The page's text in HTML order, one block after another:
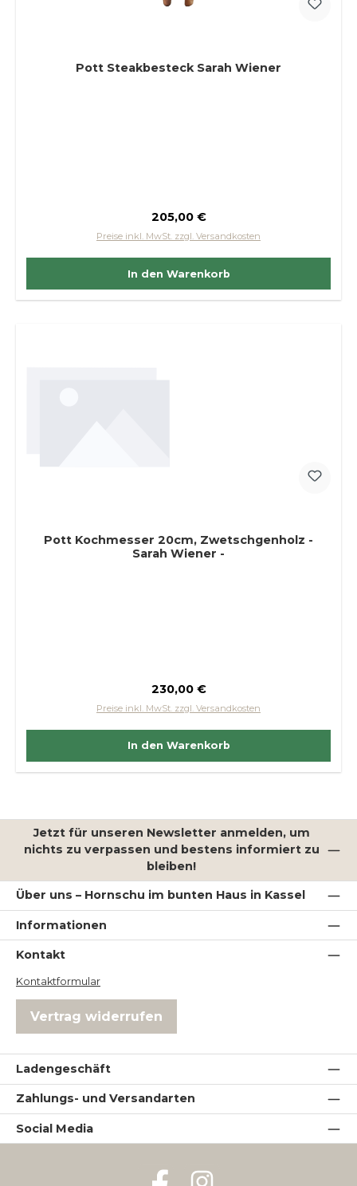
Pott Steakbesteck Sarah Wiener
Regulärer Preis:
205,00 €
Preise inkl. MwSt. zzgl. Versandkosten
In den Warenkorb
Pott Kochmesser 20cm, Zwetschgenholz -
Sarah Wiener -
Regulärer Preis:
230,00 €
Preise inkl. MwSt. zzgl. Versandkosten
In den Warenkorb
Jetzt für unseren Newsletter anmelden, um
nichts zu verpassen und bestens informiert zu
bleiben!
Über uns – Hornschu im bunten Haus in Kassel
Informationen
Kontakt
Kontaktformular
Vertrag widerrufen
Ladengeschäft
Zahlungs- und Versandarten
Social Media